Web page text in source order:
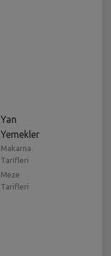
Yan
Yemekler
Makarna
Tarifleri
Meze
Tarifleri